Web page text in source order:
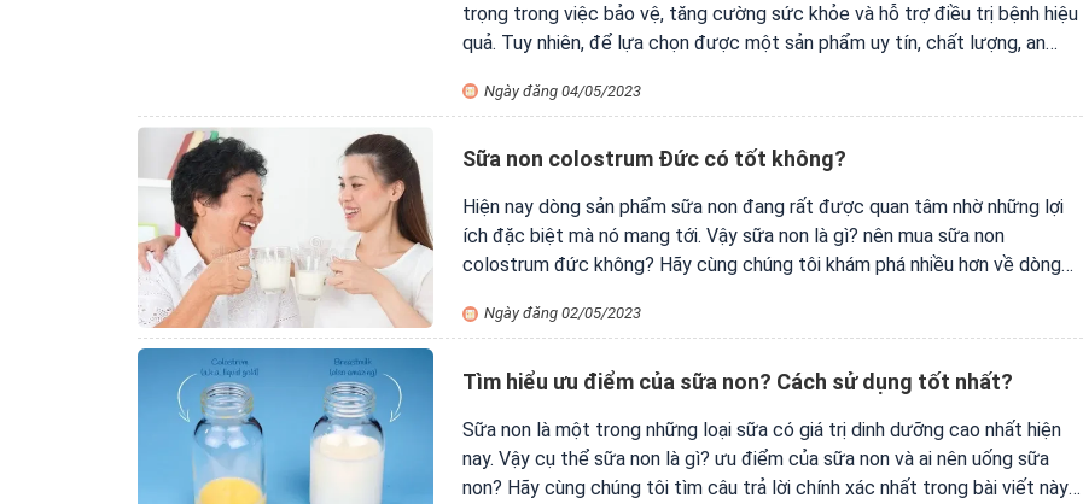
trọng trong việc bảo vệ, tăng cường sức khỏe và hỗ trợ điều trị bệnh hiệu
quả. Tuy nhiên, để lựa chọn được một sản phẩm uy tín, chất lượng, an
Ngày đăng 04/05/2023
Sữa non colostrum Đức có tốt không?
Hiện nay dòng sản phẩm sữa non đang rất được quan tâm nhờ những lợi
ích đặc biệt mà nó mang tới. Vậy sữa non là gì? nên mua sữa non
colostrum đức không? Hãy cùng chúng tôi khám phá nhiều hơn về dòng
Ngày đăng 02/05/2023
Tìm hiểu ưu điểm của sữa non? Cách sử dụng tốt nhất?
Sữa non là một trong những loại sữa có giá trị dinh dưỡng cao nhất hiện
nay. Vậy cụ thể sữa non là gì? ưu điểm của sữa non và ai nên uống sữa
non? Hãy cùng chúng tôi tìm câu trả lời chính xác nhất trong bài viết này